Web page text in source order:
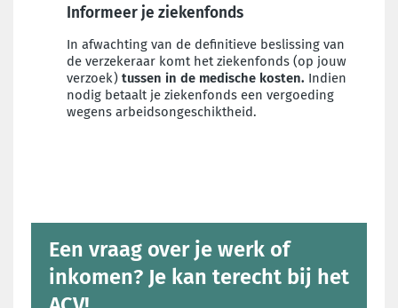
Informeer je ziekenfonds
In afwachting van de definitieve beslissing van
de verzekeraar komt het ziekenfonds (op jouw
verzoek) tussen in de medische kosten. Indien
nodig betaalt je ziekenfonds een vergoeding
wegens arbeidsongeschiktheid.
Een vraag over je werk of
inkomen? Je kan terecht bij het